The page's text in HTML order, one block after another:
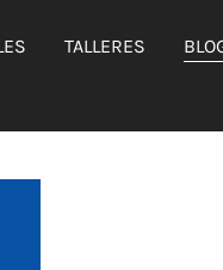
TALLERES